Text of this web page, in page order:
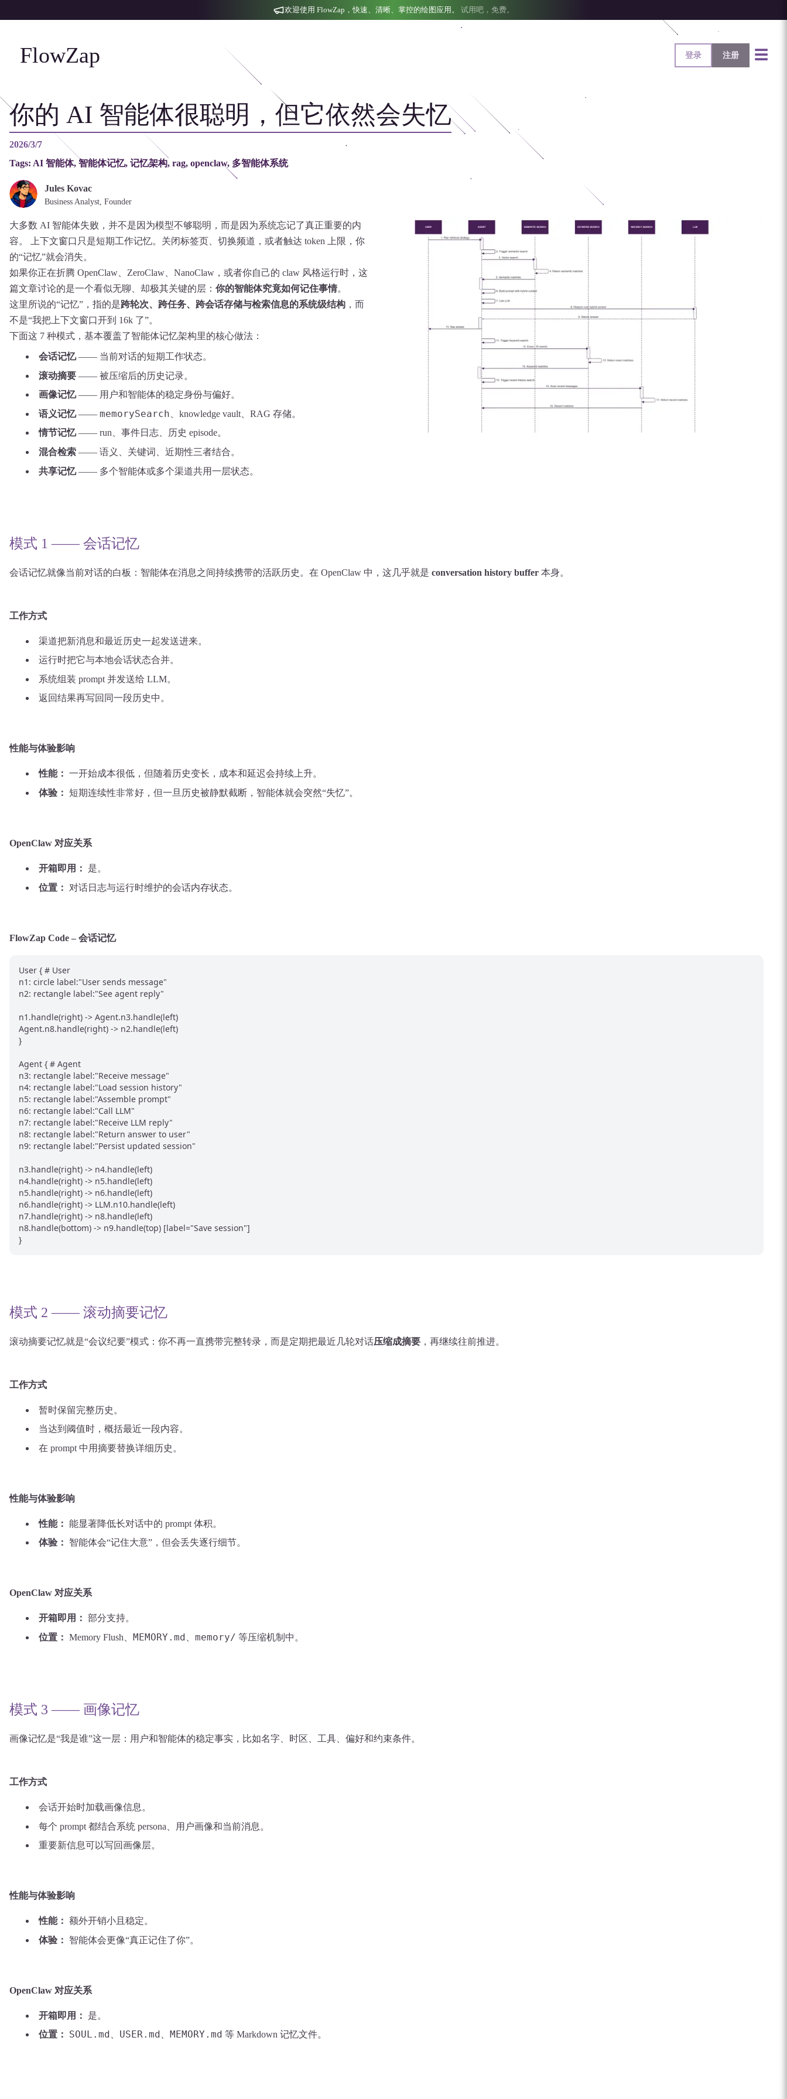
欢迎使用 FlowZap，快速、清晰、掌控的绘图应用。 试用吧，免费。
FlowZap 登录 注册 ☰
你的 AI 智能体很聪明，但它依然会失忆
2026/3/7
Tags: AI 智能体, 智能体记忆, 记忆架构, rag, openclaw, 多智能体系统
Jules Kovac
Business Analyst, Founder
大多数 AI 智能体失败，并不是因为模型不够聪明，而是因为系统忘记了真正重要的内
容。 上下文窗口只是短期工作记忆。关闭标签页、切换频道，或者触达 token 上限，你
的“记忆”就会消失。
如果你正在折腾 OpenClaw、ZeroClaw、NanoClaw，或者你自己的 claw 风格运行时，这
篇文章讨论的是一个看似无聊、却极其关键的层： 你的智能体究竟如何记住事情。
这里所说的“记忆”，指的是跨轮次、跨任务、跨会话存储与检索信息的系统级结构 ，而
不是“我把上下文窗口开到 16k 了”。
下面这 7 种模式，基本覆盖了智能体记忆架构里的核心做法：
会话记忆—— 当前对话的短期工作状态。
滚动摘要 —— 被压缩后的历史记录。
画像记忆—— 用户和智能体的稳定身份与偏好。
语义记忆—— memorySearch 、knowledge vault、RAG 存储。
情节记忆—— run、事件日志、历史 episode。
混合检索 —— 语义、关键词、近期性三者结合。
共享记忆—— 多个智能体或多个渠道共用一层状态。
模式 1 —— 会话记忆
会话记忆就像当前对话的白板：智能体在消息之间持续携带的活跃历史。在 OpenClaw 中，这几乎就是 conversation history buffer 本身。
工作方式
渠道把新消息和最近历史一起发送进来。
运行时把它与本地会话状态合并。
系统组装 prompt 并发送给 LLM。
返回结果再写回同一段历史中。
性能与体验影响
性能： 一开始成本很低，但随着历史变长，成本和延迟会持续上升。
体验： 短期连续性非常好，但一旦历史被静默截断，智能体就会突然“失忆”。
OpenClaw 对应关系
开箱即用：
是。
位置：
对话日志与运行时维护的会话内存状态。
FlowZap Code – 会话记忆
User { # User
n1: circle label:"User sends message"
n2: rectangle label:"See agent reply"
n1.handle(right) -> Agent.n3.handle(left)
Agent.n8.handle(right) -> n2.handle(left)
}
Agent { # Agent
n3: rectangle label:"Receive message"
n4: rectangle label:"Load session history"
n5: rectangle label:"Assemble prompt"
n6: rectangle label:"Call LLM"
n7: rectangle label:"Receive LLM reply"
n8: rectangle label:"Return answer to user"
n9: rectangle label:"Persist updated session"
n3.handle(right) -> n4.handle(left)
n4.handle(right) -> n5.handle(left)
n5.handle(right) -> n6.handle(left)
n6.handle(right) -> LLM.n10.handle(left)
n7.handle(right) -> n8.handle(left)
n8.handle(bottom) -> n9.handle(top) [label="Save session"]
模式 2 —— 滚动摘要记忆
滚动摘要记忆就是“会议纪要”模式：你不再一直携带完整转录，而是定期把最近几轮对话压缩成摘要 ，再继续往前推进。
工作方式
暂时保留完整历史。
当达到阈值时，概括最近一段内容。
在 prompt 中用摘要替换详细历史。
性能与体验影响
性能： 能显著降低长对话中的 prompt 体积。
体验：
智能体会“记住大意”，但会丢失逐行细节。
OpenClaw 对应关系
开箱即用： 部分支持。
位置： Memory Flush、 MEMORY.md memory/ 等压缩机制中。
模式 3 —— 画像记忆
画像记忆是“我是谁”这一层：用户和智能体的稳定事实，比如名字、时区、工具、偏好和约束条件。
工作方式
会话开始时加载画像信息。
每个 prompt 都结合系统 persona、用户画像和当前消息。
重要新信息可以写回画像层。
性能与体验影响
性能： 额外开销小且稳定。
体验：
智能体会更像“真正记住了你”。
OpenClaw 对应关系
开箱即用：
是。
位置：
SOUL.md USER.md MEMORY.md 等 Markdown 记忆文件。